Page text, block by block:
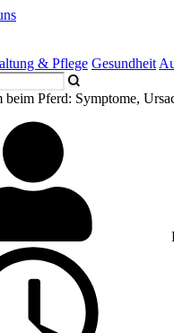
& Pflege Gesundheit
beim Pferd: Symptome,